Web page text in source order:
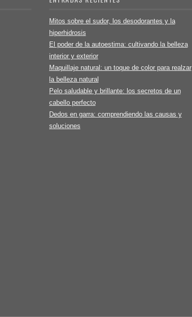
Mitos sobre el sudor, los desodorantes y la
hiperhidrosis
El poder de la autoestima: cultivando la belleza
interior y exterior
Maquillaje natural: un toque de color para realzar
la belleza natural
Pelo saludable y brillante: los secretos de un
cabello perfecto
Dedos en garra: comprendiendo las causas y
soluciones